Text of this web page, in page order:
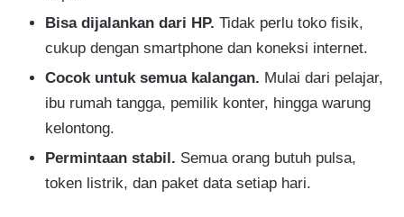
Bisa dijalankan dari HP. Tidak perlu toko fisik,
cukup dengan smartphone dan koneksi internet.
Cocok untuk semua kalangan. Mulai dari pelajar,
ibu rumah tangga, pemilik konter, hingga warung
kelontong.
Permintaan stabil. Semua orang butuh pulsa,
token listrik, dan paket data setiap hari.